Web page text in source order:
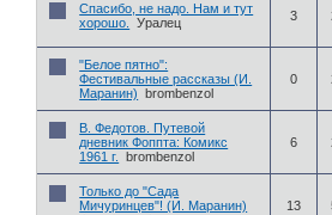
Спасибо, не надо. Нам и тут
хорошо.
Уралец 3
"Белое пятно":
Фестивальные рассказы (И.
Маранин)
brombenzol
0
В. Федотов. Путевой
дневник Фоппта: Комикс
1961 г.
brombenzol
6
Только до "Сада
Мичуринцев"! (И. Маранин)
13